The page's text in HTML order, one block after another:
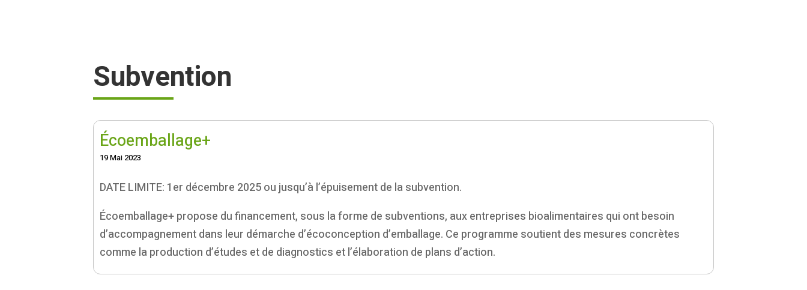
Subvention
Écoemballage+
19 Mai 2023
DATE LIMITE: 1er décembre 2025 ou jusqu’à l’épuisement de la subvention.
Écoemballage+ propose du financement, sous la forme de subventions, aux entreprises bioalimentaires qui ont besoin
d’accompagnement dans leur démarche d’écoconception d’emballage. Ce programme soutient des mesures concrètes
comme la production d’études et de diagnostics et l’élaboration de plans d’action.